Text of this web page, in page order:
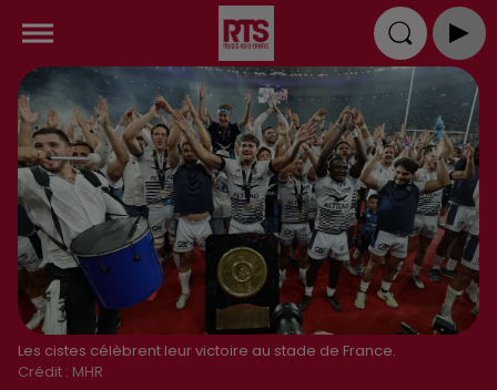
Les cistes célèbrent leur victoire au stade de France.
Crédit : MHR